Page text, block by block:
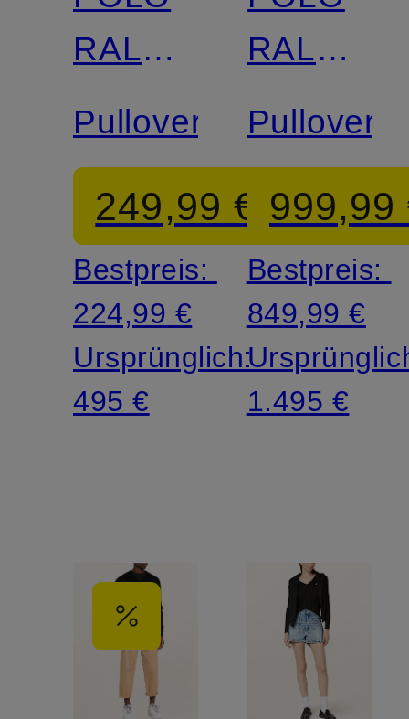
RALPH
LAUREN
Pullover
249,99 €
Bestpreis:
224,99 €
Ursprünglich:
495 €
RALPH
LAUREN
Pullover
999,99
Bestpreis:
849,99 €
1.495 €